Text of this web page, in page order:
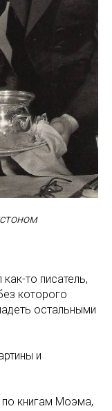
то писатель,
которого
остальными
и
по книгам Моэма,